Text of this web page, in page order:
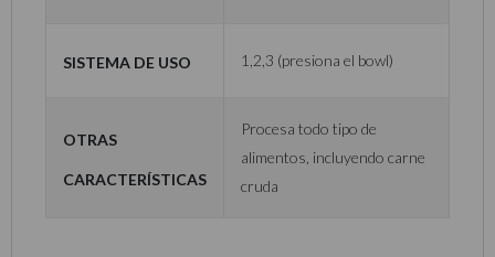
Sistema de uso 1,2,3 (presiona el bowl)
Otras
características
Procesa todo tipo de
alimentos, incluyendo carne
cruda